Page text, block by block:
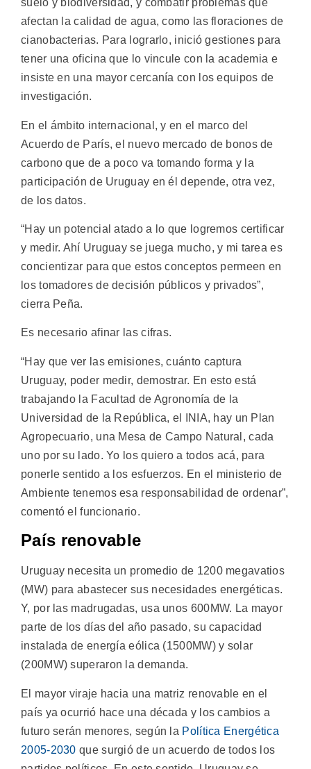
suelo y biodiversidad, y combatir problemas que
afectan la calidad de agua, como las floraciones de
cianobacterias. Para lograrlo, inició gestiones para
tener una oficina que lo vincule con la academia e
insiste en una mayor cercanía con los equipos de
investigación.
En el ámbito internacional, y en el marco del
Acuerdo de París, el nuevo mercado de bonos de
carbono que de a poco va tomando forma y la
participación de Uruguay en él depende, otra vez,
de los datos.
“Hay un potencial atado a lo que logremos certificar
y medir. Ahí Uruguay se juega mucho, y mi tarea es
concientizar para que estos conceptos permeen en
los tomadores de decisión públicos y privados”,
cierra Peña.
Es necesario afinar las cifras.
“Hay que ver las emisiones, cuánto captura
Uruguay, poder medir, demostrar. En esto está
trabajando la Facultad de Agronomía de la
Universidad de la República, el INIA, hay un Plan
Agropecuario, una Mesa de Campo Natural, cada
uno por su lado. Yo los quiero a todos acá, para
ponerle sentido a los esfuerzos. En el ministerio de
Ambiente tenemos esa responsabilidad de ordenar”,
comentó el funcionario.
País renovable
Uruguay necesita un promedio de 1200 megavatios
(MW) para abastecer sus necesidades energéticas.
Y, por las madrugadas, usa unos 600MW. La mayor
parte de los días del año pasado, su capacidad
instalada de energía eólica (1500MW) y solar
(200MW) superaron la demanda.
El mayor viraje hacia una matriz renovable en el
país ya ocurrió hace una década y los cambios a
futuro serán menores, según la Política Energética
2005-2030 que surgió de un acuerdo de todos los